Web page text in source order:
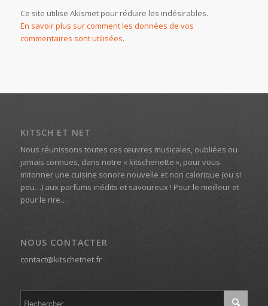
Ce site utilise Akismet pour réduire les indésirables.
En savoir plus sur comment les données de vos
commentaires sont utilisées.
KITSCH ET NET
Nous réunissons toutes ces œuvres musicales, oubliées ou
jamais connues, dans notre « kitschenette », pour vous
mitonner une cuisine sonore nouvelle et non calorique (ou si
peu…) aux parfums inédits et savoureux ! Pour le meilleur et
pour le rire…
NOUS CONTACTER
contact@kitschetnet.fr